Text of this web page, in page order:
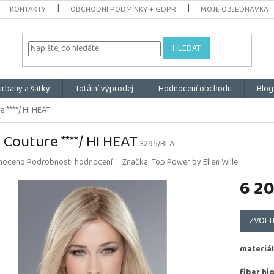
KONTAKTY OBCHODNÍ PODMÍNKY + GDPR MOJE OBJEDNÁVKA
HLEDAT
a šátky Totální výprodej Hodnocení obchodu Blog
****/ HI HEAT
****/ HI HEAT3295/BLA
Podrobnosti hodnocení Značka:Top Power by Ellen Wille
6
Měrná
cena: